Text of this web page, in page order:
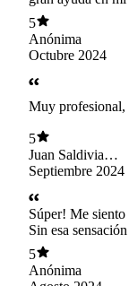
5
Anónima
Octubre 2024
Muy profesional,
5
Juan Saldivia
Ramirez
Septiembre 2024
Súper! Me siento
Sin esa
tener las sesiones
5
Anónima